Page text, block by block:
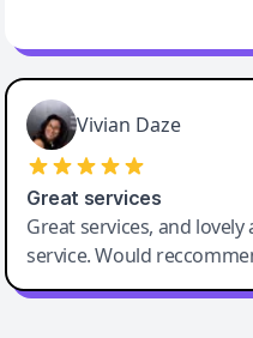
Vivian Daze
Great services
Great services, and
service. Would